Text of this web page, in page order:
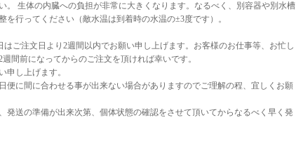
。 生体の内臓への負担が非常に大きくなります。なるべく、別容器や別水槽
を行ってください（敵水温は到着時の水温の±3度です）。
ご注文日より2週間以内でお願い申し上げます。お客様のお仕事等、お忙し
間前になってからのご注文を頂ければ幸いです。
申し上げます。
便に間に合わせる事が出来ない場合がありますのでご理解の程、宜しくお願
送の準備が出来次第、個体状態の確認をさせて頂いてからなるべく早く発